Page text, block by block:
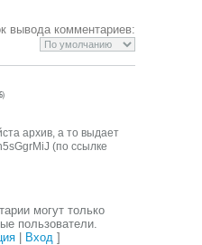
вывода комментариев:
архив, а то выдает
(по ссылке
могут только
пользователи.
| Вход]